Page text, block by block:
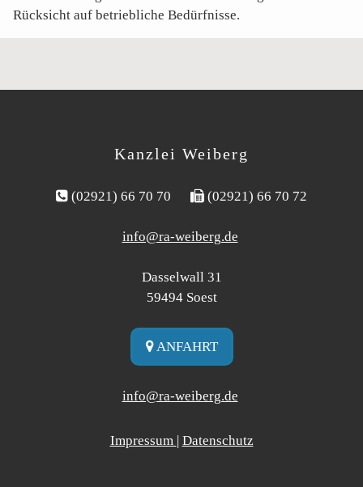
Rücksicht auf betriebliche Bedürfnisse.
Kanzlei Weiberg
 (02921) 66 70 70  (02921) 66 70 72
info@ra-weiberg.de
Dasselwall 31
59494 Soest
ANFAHRT
info@ra-weiberg.de
Impressum | Datenschutz